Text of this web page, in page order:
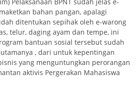
bahan pangan, apalagi
ditentukan sepihak oleh e-warong
telur, daging ayam dan tempe, ini
bantuan sosial tersebut sudah
, dari untuk kepentingan
yang menguntungkan perorangan
aktivis Pergerakan Mahasiswa